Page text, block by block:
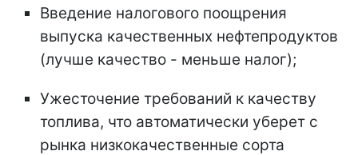
Введение налогового поощрения
выпуска качественных нефтепродуктов
(лучше качество - меньше налог);
Ужесточение требований к качеству
топлива, что автоматически уберет с
рынка низкокачественные сорта